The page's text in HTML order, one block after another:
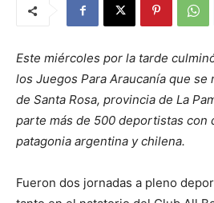
Este miércoles por la tarde
los Juegos Para Araucanía que se
de Santa Rosa, provincia de La
parte más de 500 deportistas con
patagonia argentina y chilena.
Fueron dos jornadas a pleno